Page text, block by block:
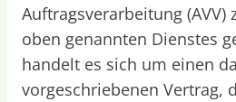
Auftragsverarbeitung (AVV)
oben genannten Dienstes
handelt es sich um einen
vorgeschriebenen Vertrag,